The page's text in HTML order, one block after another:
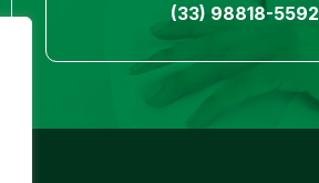
(33) 98818-5592